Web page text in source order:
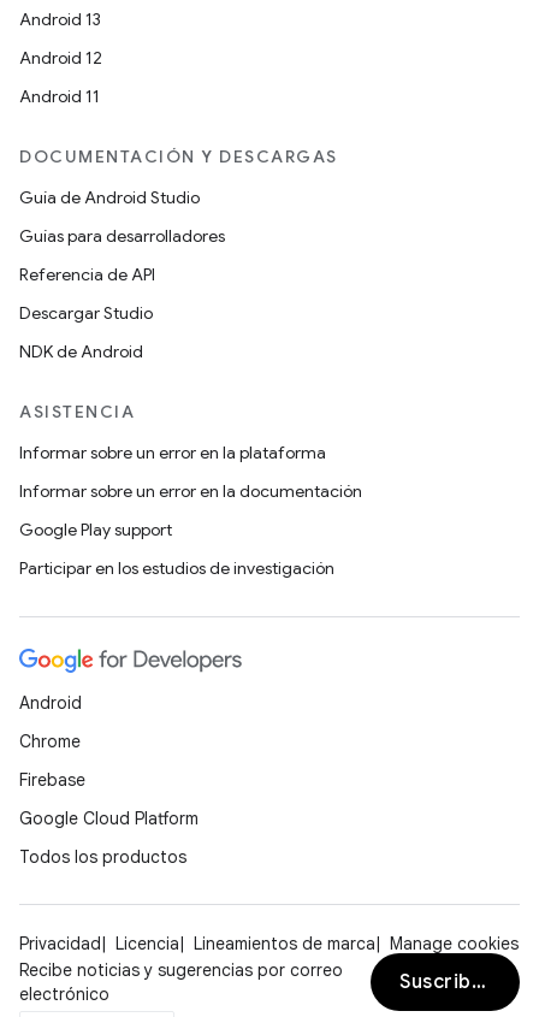
Android 13
Android 12
Android 11
DOCUMENTACIÓN Y DESCARGAS
Guía de Android Studio
Guías para desarrolladores
Referencia de API
Descargar Studio
NDK de Android
ASISTENCIA
Informar sobre un error en la plataforma
Informar sobre un error en la documentación
Google Play support
Participar en los estudios de investigación
Android
Chrome
Firebase
Google Cloud Platform
Todos los productos
Privacidad Licencia Lineamientos de marca
Manage cookies
Recibe noticias y sugerencias por correo
electrónico
Suscribirse